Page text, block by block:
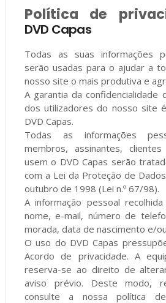
Política de
DVD Capas
Todas as suas informações
serão usadas para o ajudar a
nosso site o mais produtiva e
A garantia da confidencialidade
dos utilizadores do nosso site
DVD Capas.
Todas as informações
membros, assinantes,
usem o DVD Capas serão
com a Lei da Proteção de
outubro de 1998 (Lei n.º 67/98).
A informação pessoal
nome, e-mail, número de
morada, data de nascimento e/
O uso do DVD Capas
Acordo de privacidade. A
reserva-se ao direito de
aviso prévio. Deste modo,
consulte a nossa política